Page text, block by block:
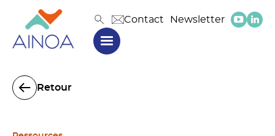
Contact Newsletter
Retour